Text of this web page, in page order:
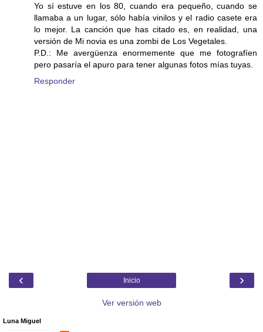
Yo sí estuve en los 80, cuando era pequeño, cuando se
llamaba a un lugar, sólo había vinilos y el radio casete era
lo mejor. La canción que has citado es, en realidad, una
versión de Mi novia es una zombi de Los Vegetales.
P.D.: Me avergüenza enormemente que me fotografíen
pero pasaría el apuro para tener algunas fotos mías tuyas.
Responder
‹ ›
Inicio
Ver versión web
Luna Miguel